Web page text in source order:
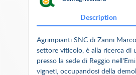
Description
Agrimpianti SNC di Zanni
settore viticolo, è alla ricerca
presso la sede di Reggio
vigneti, occupandosi della